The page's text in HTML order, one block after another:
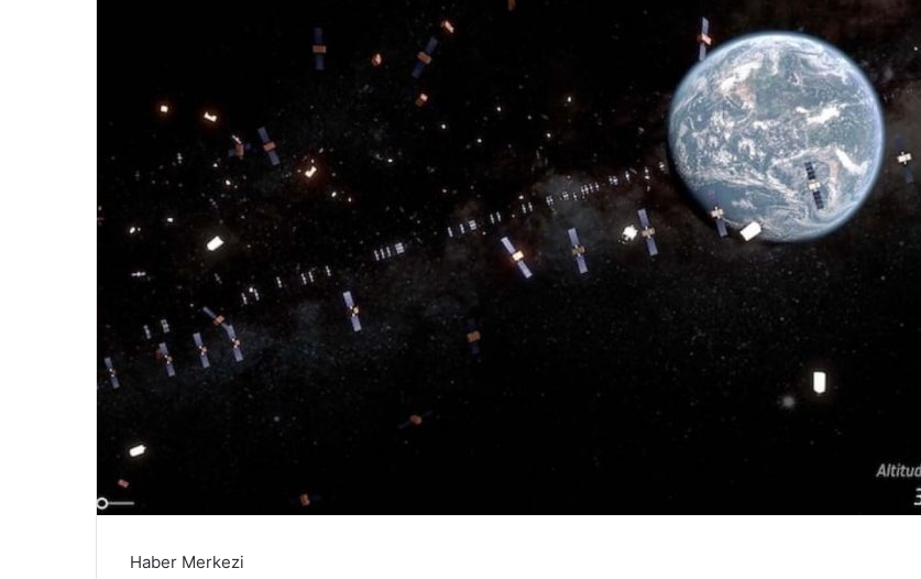
Haber Merkezi